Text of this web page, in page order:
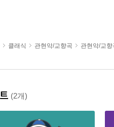
클래식 관현악/교향곡 관현악/교
(2개)